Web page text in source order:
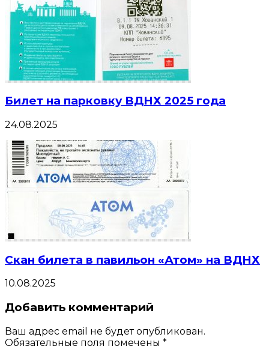
Билет на парковку ВДНХ 2025 года
24.08.2025
Скан билета в павильон «Атом» на ВДНХ
10.08.2025
Добавить комментарий
Ваш адрес email не будет опубликован.
Обязательные поля помечены *